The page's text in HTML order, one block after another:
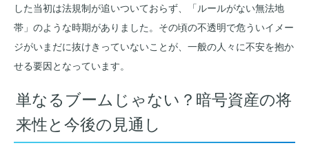
した当初は法規制が追いついておらず、「ルールがない無法地
帯」のような時期がありました。その頃の不透明で危ういイメー
ジがいまだに抜けきっていないことが、一般の人々に不安を抱か
せる要因となっています。
単なるブームじゃない？暗号資産の将
来性と今後の見通し